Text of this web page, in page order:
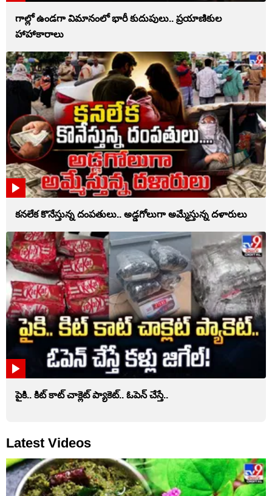
గాల్లో ఉండగా విమానంలో భారీ కుదుపులు.. ప్రయాణికుల
హాహాకారాలు
కనలేక కొనేస్తున్న దంపతులు.. అడ్డగోలుగా అమ్మేస్తున్న దళారులు
పైకి.. కిట్‌ కాట్‌ చాక్లెట్ ప్యాకెట్‌.. ఓపెన్‌ చేస్తే..
Latest Videos